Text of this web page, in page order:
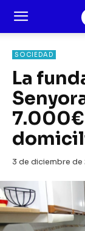
SOCIEDAD
La
3 de diciembre de